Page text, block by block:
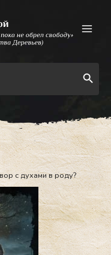
Search Button
с духами в роду?